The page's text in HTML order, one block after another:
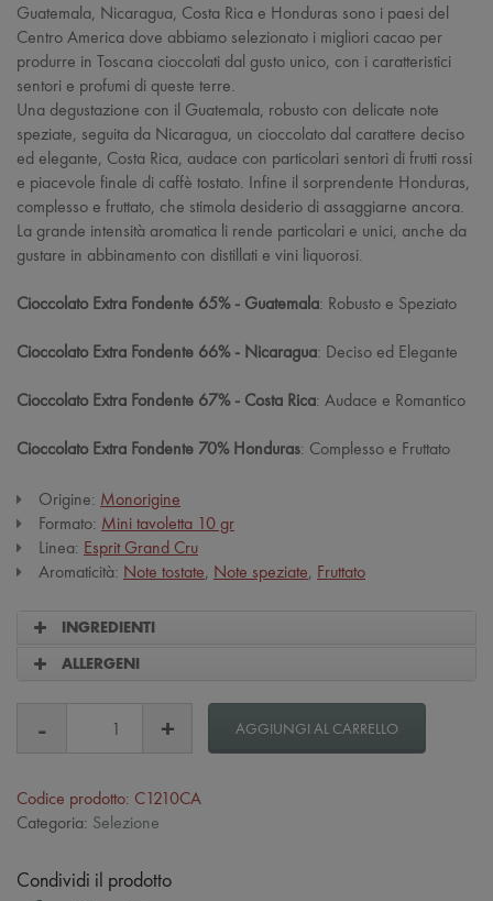
Guatemala, Nicaragua, Costa Rica e Honduras sono i paesi del
Centro America dove abbiamo selezionato i migliori cacao per
produrre in Toscana cioccolati dal gusto unico, con i caratteristici
sentori e profumi di queste terre.
Una degustazione con il Guatemala, robusto con delicate note
speziate, seguita da Nicaragua, un cioccolato dal carattere deciso
ed elegante, Costa Rica, audace con particolari sentori di frutti rossi
e piacevole finale di caffè tostato. Infine il sorprendente Honduras,
complesso e fruttato, che stimola desiderio di assaggiarne ancora.
La grande intensità aromatica li rende particolari e unici, anche da
gustare in abbinamento con distillati e vini liquorosi.
Cioccolato Extra Fondente 65% - Guatemala: Robusto e Speziato
Cioccolato Extra Fondente 66% - Nicaragua: Deciso ed Elegante
Cioccolato Extra Fondente 67% - Costa Rica: Audace e Romantico
Cioccolato Extra Fondente 70% Honduras: Complesso e Fruttato
Origine: Monorigine
Formato: Mini tavoletta 10 gr
Linea: Esprit Grand Cru
Aromaticità: Note tostate, Note speziate, Fruttato
INGREDIENTI
ALLERGENI
AGGIUNGI AL CARRELLO
Codice prodotto: C1210CA
Categoria: Selezione
Condividi il prodotto